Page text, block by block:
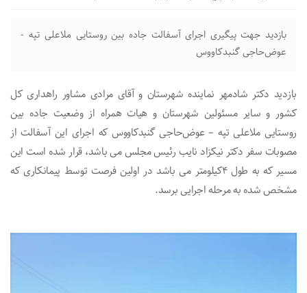
بازدید جهت پیگیری اجرای آسفالت جاده بین روستایی ملاعلی تپه -
عوض‌حاجی گنبدکاووس
بازدید دکتر شادمهر نماینده شهرستان و آقای مرادی مشاور راهداری کل
کشور و سایر مسئولین شهرستان و هیات همراه از وضعیت جاده بین
روستایی ملاعلی تپه – عوض‌حاجی گنبدکاووس که اجرای این آسفالت از
مصوبات سفر دکتر نیکزاد نایب رئیس مجلس می باشد، قرار شده است این
مسیر که به طول ۴کیلومتر می باشد در اولین فرصت توسط پیمانکاری که
مشخص شده به مرحله اجرایی برسد.